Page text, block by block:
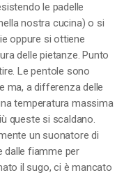
le padelle
nostra cucina) o si
oppure si ottiene
delle pietanze. Punto
Le pentole sono
ma, a differenza delle
temperatura massima
queste si scaldano.
un suonatore di
dalle fiamme per
il sugo, ci è mancato